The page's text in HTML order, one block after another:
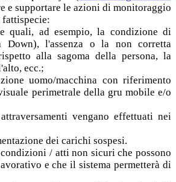
e supportare le azioni di monitoraggio
fattispecie:
quali, ad esempio, la condizione di
Down), l'assenza o la non corretta
alla sagoma della persona, la
ecc.;
uomo/macchina con riferimento
perimetrale della gru mobile e/o
vengano effettuati nei
dei carichi sospesi.
/ atti non sicuri che possono
e che il sistema permetterà di